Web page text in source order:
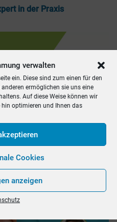
verwalten
ein. Diese sind zum einen für den
ermöglichen sie uns eine
Auf diese Weise können wir
hin optimieren und Ihnen das
Cookies
anzeigen
in der Praxis
-12:00 p.m.
in der Praxis